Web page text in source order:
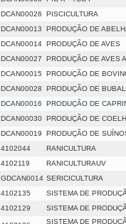
DCAN00026
PISCICULTURA
DCAN00013
PRODUÇÃO DE
DCAN00014 PRODUÇÃO DE AVES
DCAN00027
PRODUÇÃO DE AVES
DCAN00015
PRODUÇÃO DE
DCAN00028
PRODUÇÃO DE
DCAN00016
PRODUÇÃO DE
DCAN00030 PRODUÇÃO DE
DCAN00019
PRODUÇÃO DE
4102044
RANICULTURA
4102119
RANICULTURAUV
GDCAN0014 SERICICULTURA
4102135
SISTEMA DE
4102129
SISTEMA DE
SISTEMA DE